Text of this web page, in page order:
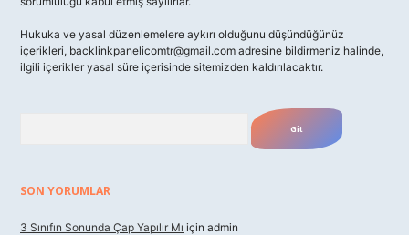
Hukuka ve yasal düzenlemelere aykırı olduğunu düşündüğünüz
içerikleri, backlinkpanelicomtr@gmail.com adresine bildirmeniz halinde,
ilgili içerikler yasal süre içerisinde sitemizden kaldırılacaktır.
SON YORUMLAR
3 Sınıfın Sonunda Çap Yapılır Mı için admin